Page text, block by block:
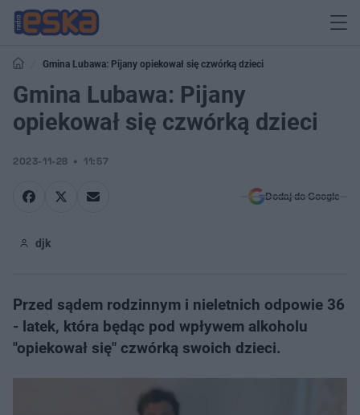
Gmina Lubawa: Pijany opiekował się czwórką dzieci
Gmina Lubawa: Pijany
opiekował się czwórką dzieci
2023-11-28 11:57
Dodaj do Google
djk
Przed sądem rodzinnym i nieletnich odpowie 36
- latek, która będąc pod wpływem alkoholu
"opiekował się" czwórką swoich dzieci.